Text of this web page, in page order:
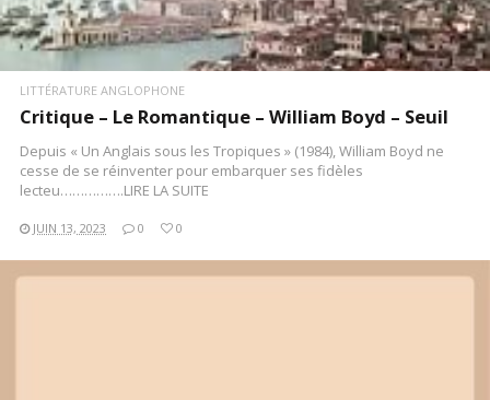
LITTÉRATURE ANGLOPHONE
Critique – Le Romantique – William Boyd – Seuil
Depuis « Un Anglais sous les Tropiques » (1984), William Boyd ne
cesse de se réinventer pour embarquer ses fidèles
lecteu…………….LIRE LA SUITE
JUIN 13, 2023 0 0